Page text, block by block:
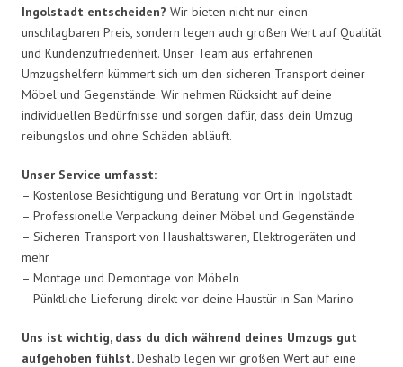
Ingolstadt entscheiden? Wir bieten nicht nur einen
unschlagbaren Preis, sondern legen auch großen Wert auf Qualität
und Kundenzufriedenheit. Unser Team aus erfahrenen
Umzugshelfern kümmert sich um den sicheren Transport deiner
Möbel und Gegenstände. Wir nehmen Rücksicht auf deine
individuellen Bedürfnisse und sorgen dafür, dass dein Umzug
reibungslos und ohne Schäden abläuft.
Unser Service umfasst:
– Kostenlose Besichtigung und Beratung vor Ort in Ingolstadt
– Professionelle Verpackung deiner Möbel und Gegenstände
– Sicheren Transport von Haushaltswaren, Elektrogeräten und
mehr
– Montage und Demontage von Möbeln
– Pünktliche Lieferung direkt vor deine Haustür in San Marino
Uns ist wichtig, dass du dich während deines Umzugs gut
aufgehoben fühlst.Deshalb legen wir großen Wert auf eine